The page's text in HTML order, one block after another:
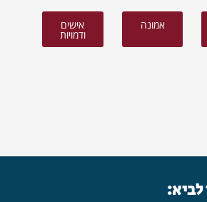
אמונה אישים
ודמויות
לביא: